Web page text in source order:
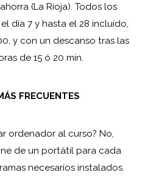
(La Rioja). Todos los
día 7 y hasta el 28 incluido,
y con un descanso tras las
de 15 ó 20 min.
FRECUENTES
ordenador al curso? No,
de un portátil para cada
necesarios instalados.